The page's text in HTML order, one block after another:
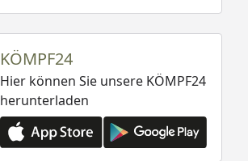
KÖMPF24
Hier können Sie unsere KÖMPF24
herunterladen